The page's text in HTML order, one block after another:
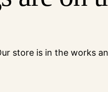
store is in the works